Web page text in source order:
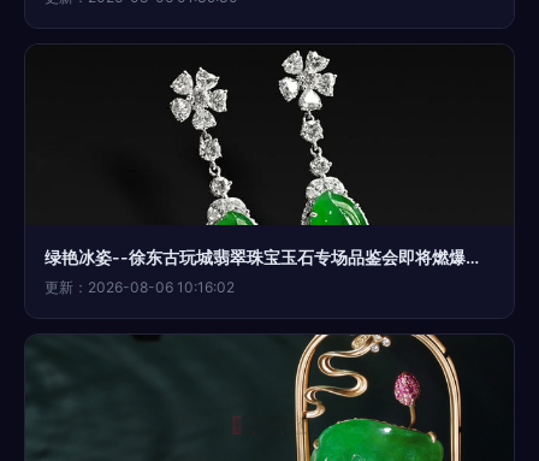
绿艳冰姿--徐东古玩城翡翠珠宝玉石专场品鉴会即将燃爆春日
更新：2026-08-06 10:16:02